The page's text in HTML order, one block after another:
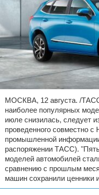
МОСКВА, 12 августа. /
наиболее популярных
июле снизилась, следует
проведенного совместно
промышленной
распоряжении ТАСС).
моделей автомобилей
сравнению с прошлым
машин сохранили ценники